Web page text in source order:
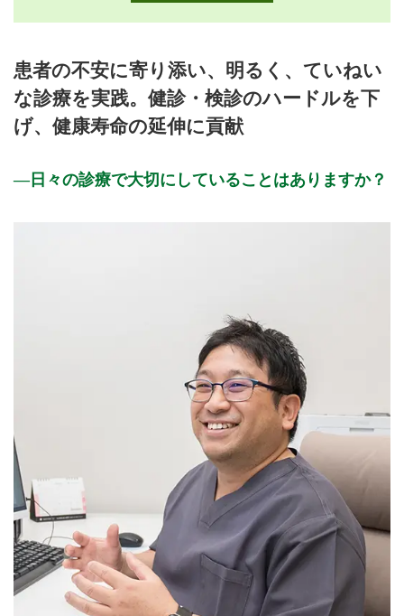
8:30～12:30
● ● ●
●
13:30～17:30
● ● ● ●
※診療時間や臨時休診・診療内容等について、事前に必ず医療
患者の不安に寄り添い、明るく、ていねい
な診療を実践。健診・検診のハードルを下
げ、健康寿命の延伸に貢献
日々の診療で大切にしていることはありますか？